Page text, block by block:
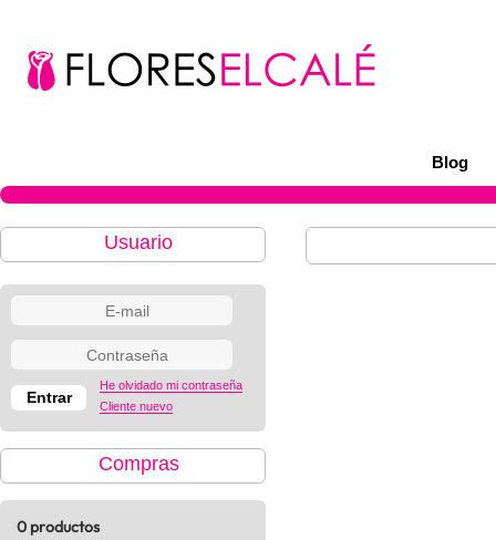
Blog
Usuario
He olvidado mi contraseña
Cliente nuevo
Compras
0 productos